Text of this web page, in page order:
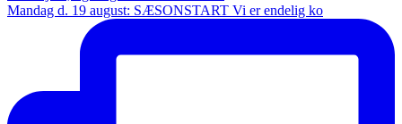
Mandag d. 19 august: SÆSONSTART Vi er endelig ko